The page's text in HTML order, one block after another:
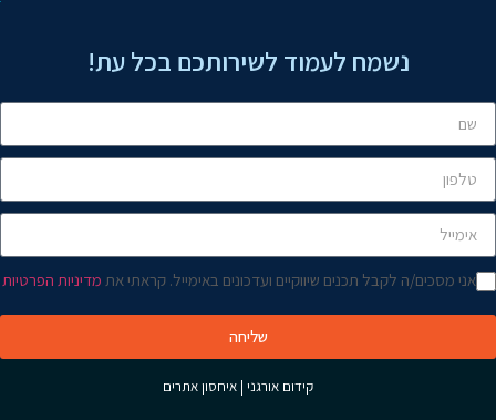
נשמח לעמוד לשירותכם בכל עת!
אני מסכים/ה לקבל תכנים שיווקיים ועדכונים באימייל. קראתי אתמדיניות הפרטיות
שליחה
קידום אורגני| איחסון אתרים
שלום! איך אפשר לעזור?